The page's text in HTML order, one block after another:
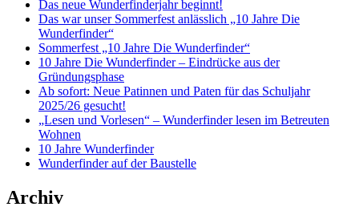
Das neue Wunderfinderjahr beginnt!
Das war unser Sommerfest anlässlich „10 Jahre Die
Wunderfinder“
Sommerfest „10 Jahre Die Wunderfinder“
10 Jahre Die Wunderfinder – Eindrücke aus der
Gründungsphase
Ab sofort: Neue Patinnen und Paten für das Schuljahr
2025/26 gesucht!
„Lesen und Vorlesen“ – Wunderfinder lesen im Betreuten
Wohnen
10 Jahre Wunderfinder
Wunderfinder auf der Baustelle
Archiv